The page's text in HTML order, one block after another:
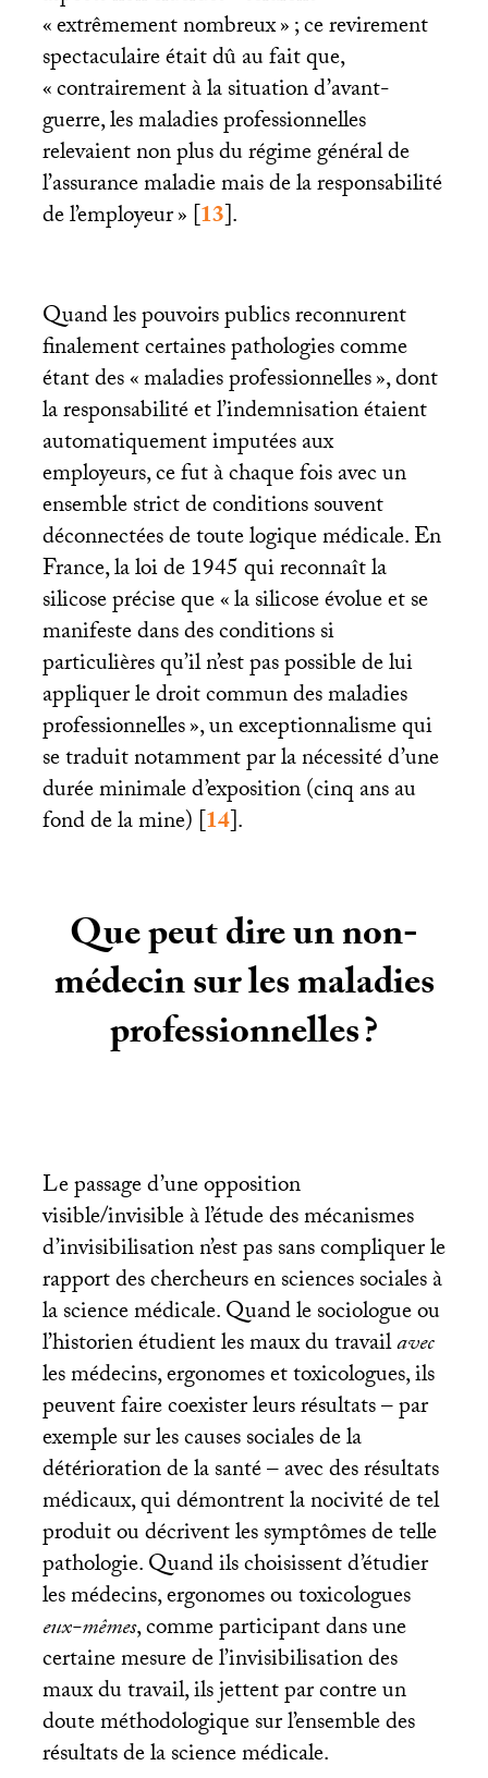
«extrêmement nombreux»; ce revirement
spectaculaire était dû au fait que,
«contrairement à la situation d’avant-
guerre, les maladies professionnelles
relevaient non plus du régime général de
l’assurance maladie mais de la responsabilité
de l’employeur»[13].
Quand les pouvoirs publics reconnurent
finalement certaines pathologies comme
étant des «maladies professionnelles», dont
la responsabilité et l’indemnisation étaient
automatiquement imputées aux
employeurs, ce fut à chaque fois avec un
ensemble strict de conditions souvent
déconnectées de toute logique médicale. En
France, la loi de 1945 qui reconnaît la
silicose précise que «la silicose évolue et se
manifeste dans des conditions si
particulières qu’il n’est pas possible de lui
appliquer le droit commun des maladies
professionnelles», un exceptionnalisme qui
se traduit notamment par la nécessité d’une
durée minimale d’exposition (cinq ans au
fond de la mine)[14].
Que peut dire un non-
médecin sur les maladies
professionnelles?
Le passage d’une opposition
visible/invisible à l’étude des mécanismes
d’invisibilisation n’est pas sans compliquer le
rapport des chercheurs en sciences sociales à
la science médicale. Quand le sociologue ou
l’historien étudient les maux du travailavec
les médecins, ergonomes et toxicologues, ils
peuvent faire coexister leurs résultats – par
exemple sur les causes sociales de la
détérioration de la santé – avec des résultats
médicaux, qui démontrent la nocivité de tel
produit ou décrivent les symptômes de telle
pathologie. Quand ils choisissent d’étudier
les médecins, ergonomes ou toxicologues
eux-mêmes, comme participant dans une
certaine mesure de l’invisibilisation des
maux du travail, ils jettent par contre un
doute méthodologique sur l’ensemble des
résultats de la science médicale.